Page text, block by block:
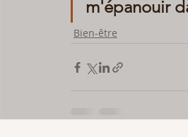
m'épanouir
Bien-être